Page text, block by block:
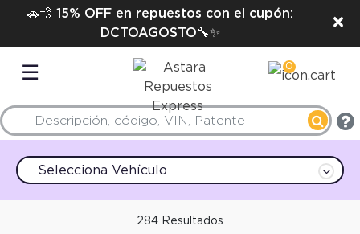
🚗💨 15% OFF en repuestos con el cupón:
DCTOAGOSTO🔧✨
×
☰ 0
Selecciona Vehículo
284 Resultados